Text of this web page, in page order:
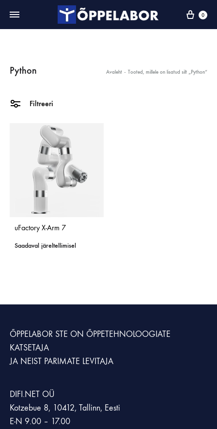
0
Python Avaleht - Tooted, millele on lisatud silt „Python“
Filtreeri
uFactory X-Arm 7
Saadaval järeltellimisel
ÕPPELABOR STE ON ÕPPETEHNOLOOGIATE
KATSETAJA
JA NEIST PARIMATE LEVITAJA
DIFI.NET OÜ
Kotzebue 8, 10412, Tallinn, Eesti
E-N 9.00 – 17.00